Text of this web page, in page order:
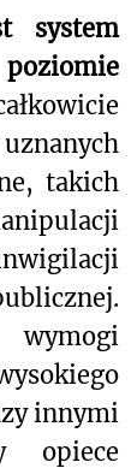
system
takich
wymogi
innymi
opiece